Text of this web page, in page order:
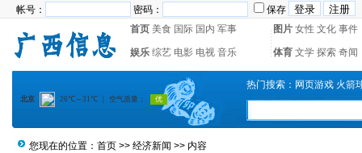
帐号： 密码：
保存
首页 美食 国际 国内 军事 图片 女性 文化 事件
娱乐 综艺 电影 电视 音乐 体育 文学 探索 奇闻
热门搜索： 网页游戏 火箭
您现在的位置： 首页 >> 经济新闻 >> 内容